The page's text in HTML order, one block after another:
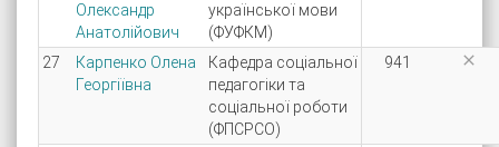
Олександр
Анатолійович
української мови
(ФУФКМ)
27
Карпенко Олена
Георгіївна
Кафедра соціальної
педагогіки та
соціальної роботи
(ФПСРСО)
941 